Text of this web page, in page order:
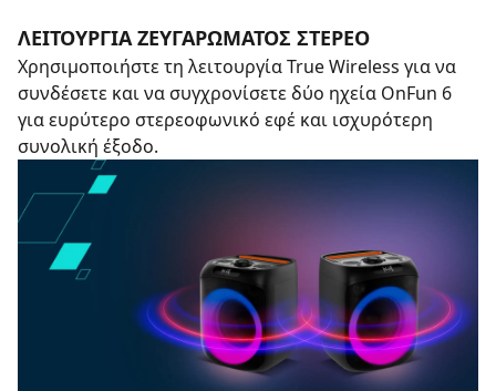
ΛΕΙΤΟΥΡΓΊΑ ΖΕΥΓΑΡΏΜΑΤΟΣ ΣΤΈΡΕΟ
Χρησιμοποιήστε τη λειτουργία True Wireless για να
συνδέσετε και να συγχρονίσετε δύο ηχεία OnFun 6
για ευρύτερο στερεοφωνικό εφέ και ισχυρότερη
συνολική έξοδο.